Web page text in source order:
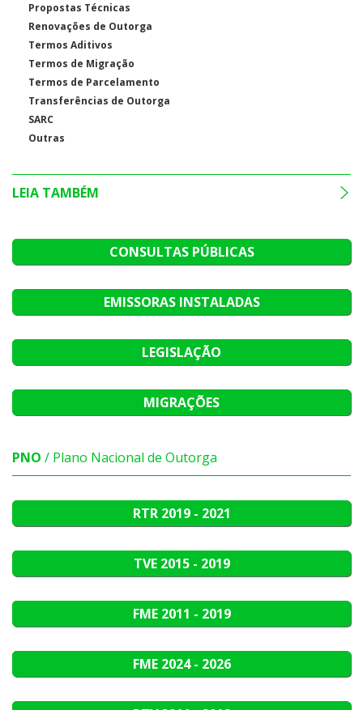
Propostas Técnicas
Renovações de Outorga
Termos Aditivos
Termos de Migração
Termos de Parcelamento
Transferências de Outorga
SARC
Outras
LEIA TAMBÉM
CONSULTAS PÚBLICAS
EMISSORAS INSTALADAS
LEGISLAÇÃO
MIGRAÇÕES
PNO / Plano Nacional de Outorga
RTR 2019 - 2021
TVE 2015 - 2019
FME 2011 - 2019
FME 2024 - 2026